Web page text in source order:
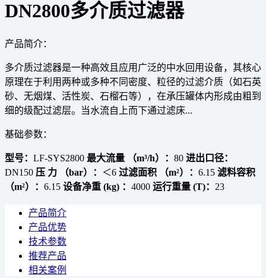
DN2800多介质过滤器
产品简介：
多介质过滤器是一种高效且应用广泛的中水回用设备，其核心
原理在于利用两种或多种不同密度、粒径的过滤介质（如石英
砂、无烟煤、活性炭、石榴石等），在承压罐体内形成由粗到
细的级配过滤层。当水流自上而下通过滤床...
基础参数：
型号： LF-SYS2800 最大流量 （m³/h）： 80 进出口径：
DN150 压 力 （bar）： ＜6 过滤面积 （m²）： 6.15 滤料容积
（m²）： 6.15 设备净重 (kg) ： 4000 运行重量 (T)： 23
产品简介
产品优势
技术参数
推荐产品
相关案例